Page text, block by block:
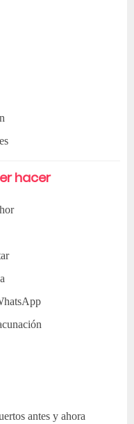
hacer
antes y ahora